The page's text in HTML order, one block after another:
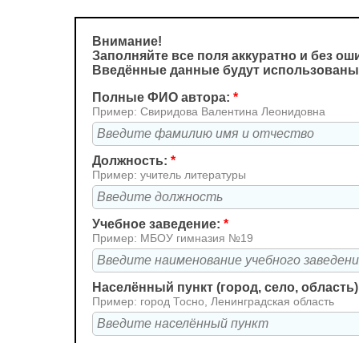
Внимание!
Заполняйте все поля аккуратно и без
Введённые данные будут
Полные ФИО автора: *
Пример: Свиридова Валентина Леонидовна
Должность: *
Пример: учитель литературы
Учебное заведение: *
Пример: МБОУ гимназия №19
Населённый пункт (город, село,
Пример: город Тосно, Ленинградская область